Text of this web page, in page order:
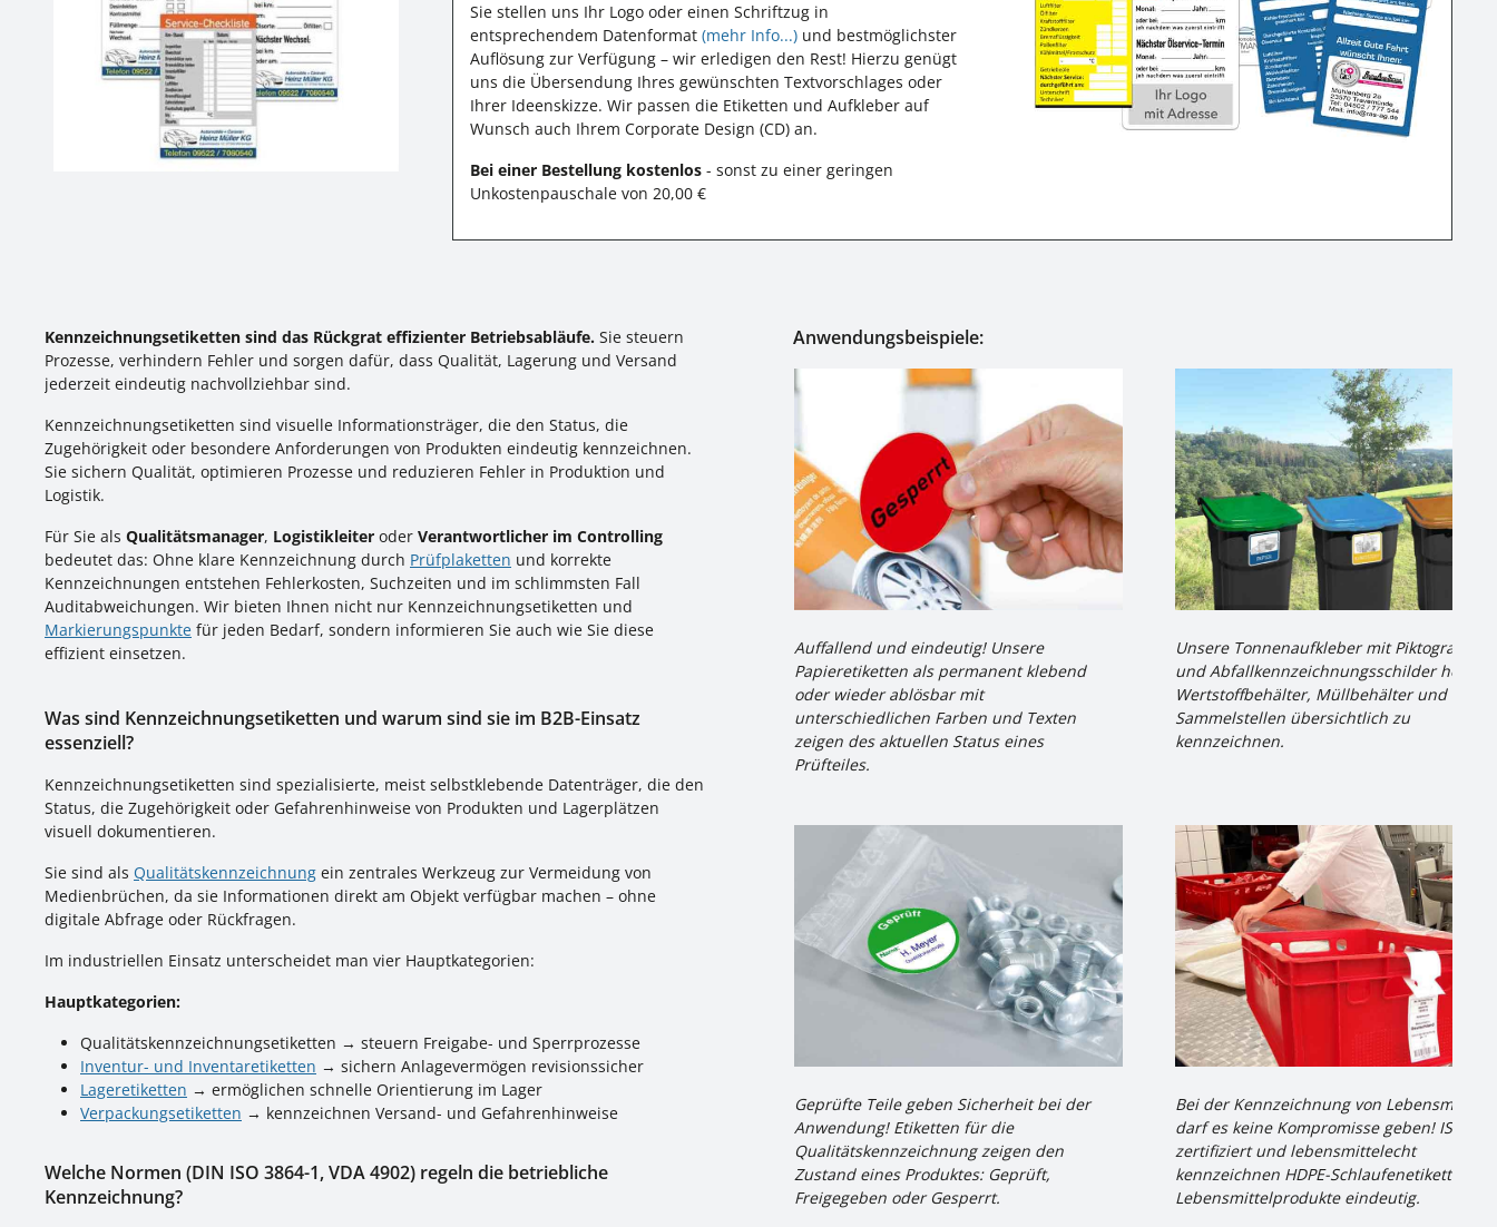
Sie stellen uns Ihr Logo oder einen Schriftzug in
entsprechendem Datenformat (mehr Info...) und bestmöglichster
Auflösung zur Verfügung – wir erledigen den Rest! Hierzu genügt
uns die Übersendung Ihres gewünschten Textvorschlages oder
Ihrer Ideenskizze. Wir passen die Etiketten und Aufkleber auf
Wunsch auch Ihrem Corporate Design (CD) an.
Bei einer Bestellung kostenlos - sonst zu einer geringen
Unkostenpauschale von 20,00 €
Kennzeichnungsetiketten sind das Rückgrat effizienter Betriebsabläufe. Sie steuern
Prozesse, verhindern Fehler und sorgen dafür, dass Qualität, Lagerung und Versand
jederzeit eindeutig nachvollziehbar sind.
Kennzeichnungsetiketten sind visuelle Informationsträger, die den Status, die
Zugehörigkeit oder besondere Anforderungen von Produkten eindeutig kennzeichnen.
Sie sichern Qualität, optimieren Prozesse und reduzieren Fehler in Produktion und
Logistik.
Für Sie als Qualitätsmanager, Logistikleiter oder Verantwortlicher im Controlling
bedeutet das: Ohne klare Kennzeichnung durch Prüfplaketten und korrekte
Kennzeichnungen entstehen Fehlerkosten, Suchzeiten und im schlimmsten Fall
Auditabweichungen. Wir bieten Ihnen nicht nur Kennzeichnungsetiketten und
Markierungspunkte für jeden Bedarf, sondern informieren Sie auch wie Sie diese
effizient einsetzen.
Was sind Kennzeichnungsetiketten und warum sind sie im B2B-Einsatz
essenziell?
Kennzeichnungsetiketten sind spezialisierte, meist selbstklebende Datenträger, die den
Status, die Zugehörigkeit oder Gefahrenhinweise von Produkten und Lagerplätzen
visuell dokumentieren.
Sie sind als Qualitätskennzeichnung ein zentrales Werkzeug zur Vermeidung von
Medienbrüchen, da sie Informationen direkt am Objekt verfügbar machen – ohne
digitale Abfrage oder Rückfragen.
Im industriellen Einsatz unterscheidet man vier Hauptkategorien:
Hauptkategorien:
Qualitätskennzeichnungsetiketten → steuern Freigabe- und Sperrprozesse
Inventur- und Inventaretiketten → sichern Anlagevermögen revisionssicher
Lageretiketten → ermöglichen schnelle Orientierung im Lager
Verpackungsetiketten → kennzeichnen Versand- und Gefahrenhinweise
Welche Normen (DIN ISO 3864-1, VDA 4902) regeln die betriebliche
Kennzeichnung?
Anwendungsbeispiele:
Auffallend und eindeutig! Unsere
Papieretiketten als permanent klebend
oder wieder ablösbar mit
unterschiedlichen Farben und Texten
zeigen des aktuellen Status eines
Prüfteiles.
Unsere Tonnenaufkleber mit
und Abfallkennzeichnungsschilder helfen,
Wertstoffbehälter, Müllbehälter und
Sammelstellen übersichtlich zu
kennzeichnen.
Geprüfte Teile geben Sicherheit bei der
Anwendung! Etiketten für die
Qualitätskennzeichnung zeigen den
Zustand eines Produktes: Geprüft,
Freigegeben oder Gesperrt.
Bei der Kennzeichnung von Lebensmitteln
darf es keine Kompromisse geben! ISEGA-
zertifiziert und lebensmittelecht
kennzeichnen HDPE-Schlaufenetiketten
Lebensmittelprodukte eindeutig.